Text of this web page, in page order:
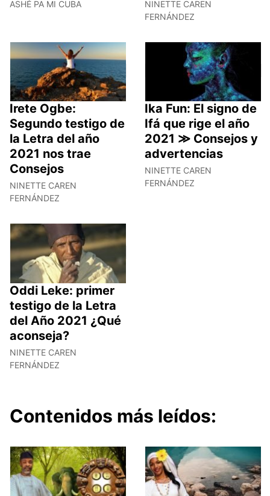
ASHÉ PA MI CUBA
NINETTE CAREN
FERNÁNDEZ
Irete Ogbe:
Segundo testigo de
la Letra del año
2021 nos trae
Consejos
NINETTE CAREN
FERNÁNDEZ
Ika Fun: El signo de
Ifá que rige el año
2021 ≫ Consejos y
advertencias
NINETTE CAREN
FERNÁNDEZ
Oddi Leke: primer
testigo de la Letra
del Año 2021 ¿Qué
aconseja?
NINETTE CAREN
FERNÁNDEZ
Contenidos más leídos: